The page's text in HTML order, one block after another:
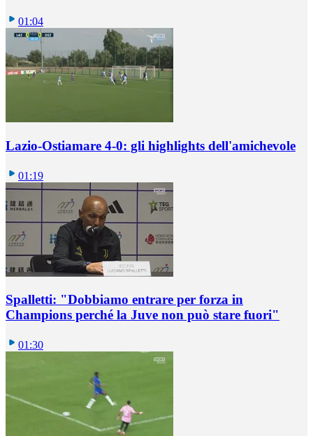
01:04
Lazio-Ostiamare 4-0: gli highlights dell'amichevole
01:19
Spalletti: "Dobbiamo entrare per forza in
Champions perché la Juve non può stare fuori"
01:30